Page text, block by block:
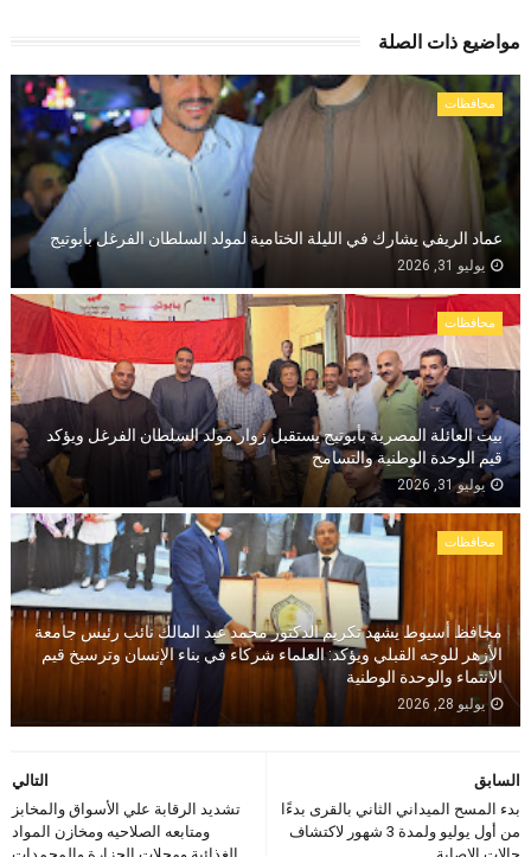
مواضيع ذات الصلة
محافظات
عماد الريفي يشارك في الليلة الختامية لمولد السلطان الفرغل بأبوتيج
يوليو 31, 2026
محافظات
بيت العائلة المصرية بأبوتيج يستقبل زوار مولد السلطان الفرغل ويؤكد
قيم الوحدة الوطنية والتسامح
يوليو 31, 2026
محافظات
محافظ أسيوط يشهد تكريم الدكتور محمد عبد المالك نائب رئيس جامعة
الأزهر للوجه القبلي ويؤكد: العلماء شركاء في بناء الإنسان وترسيخ قيم
الانتماء والوحدة الوطنية
يوليو 28, 2026
التالي
تشديد الرقابة علي الأسواق والمخابز
ومتابعه الصلاحيه ومخازن المواد
السابق
بدء المسح الميداني الثاني بالقرى بدءًا
من أول يوليو ولمدة 3 شهور لاكتشاف